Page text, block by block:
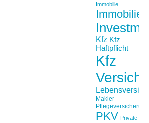
Immobilie
Kfz Kfz
Haftpflicht
Kfz
Makler
Pflegeversicherung
PKV Private